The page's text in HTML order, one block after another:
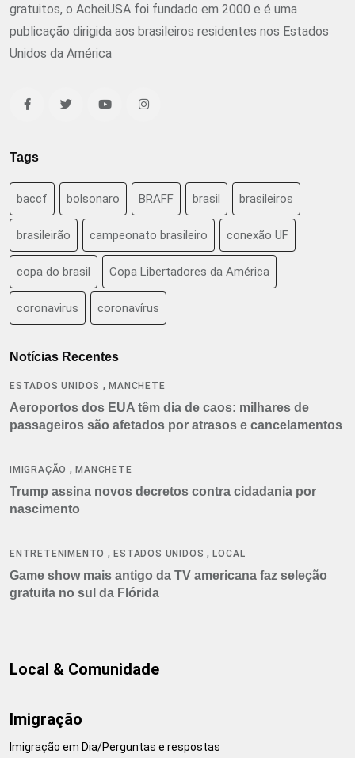
gratuitos, o AcheiUSA foi fundado em 2000 e é uma
publicação dirigida aos brasileiros residentes nos Estados
Unidos da América
Tags
baccf bolsonaro BRAFF brasil brasileiros
brasileirão campeonato brasileiro conexão UF
copa do brasil Copa Libertadores da América
coronavirus coronavírus
Notícias Recentes
ESTADOS UNIDOS ,MANCHETE
Aeroportos dos EUA têm dia de caos: milhares de
passageiros são afetados por atrasos e cancelamentos
IMIGRAÇÃO ,MANCHETE
Trump assina novos decretos contra cidadania por
nascimento
ENTRETENIMENTO ,ESTADOS UNIDOS ,LOCAL
Game show mais antigo da TV americana faz seleção
gratuita no sul da Flórida
Local & Comunidade
Imigração
Imigração em Dia/Perguntas e respostas